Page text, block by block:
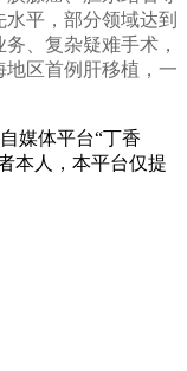
平，部分领域达到
、复杂疑难手术，
区首例肝移植，一
媒体平台“丁香
本人，本平台仅提